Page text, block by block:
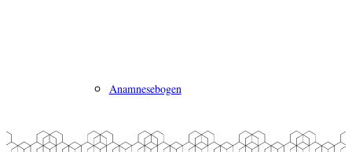
Anamnesebogen